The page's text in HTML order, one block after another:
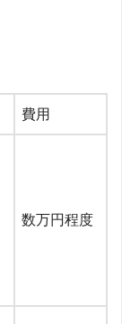
費用
数万円程度